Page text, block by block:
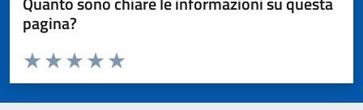
pagina?
Domanda
Valuta da 1 a 5 stelle la pagina
Valuta 5 stelle su 5
Valuta 4 stelle su 5
Valuta 3 stelle su 5
Valuta 2 stelle su 5
Valuta 1 stelle su 5